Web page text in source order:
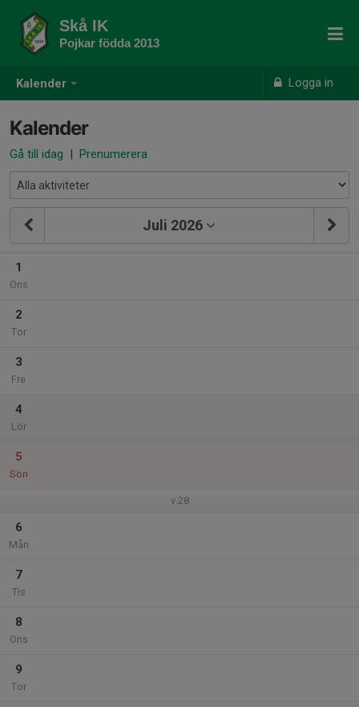
Kalender Logga in
Skå IK
Pojkar födda 2013
Kalender
Gå till idag | Prenumerera
Juli 2026
1
Ons
2
Tor
3
Fre
4
Lör
5
Sön
v.28
6
Mån
7
Tis
8
Ons
9
Tor